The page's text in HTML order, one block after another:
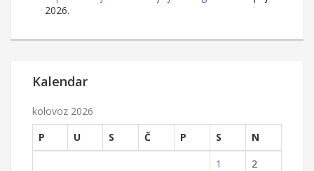
2026.
Kalendar
kolovoz 2026
P
U S Č P S
N
1
2